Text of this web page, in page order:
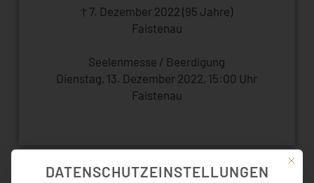
† 7. Dezember 2022 (95 Jahre)
Faistenau
Seelenmesse / Beerdigung
Dienstag, 13. Dezember 2022, 15:00 Uhr
Faistenau
Mit
DATENSCHUTZEINSTELLUNGEN